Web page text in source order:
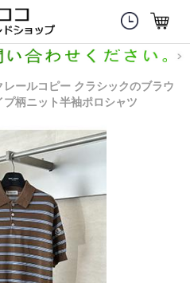
レールコピー クラシックのブラウ
柄ニット半袖ポロシャツ